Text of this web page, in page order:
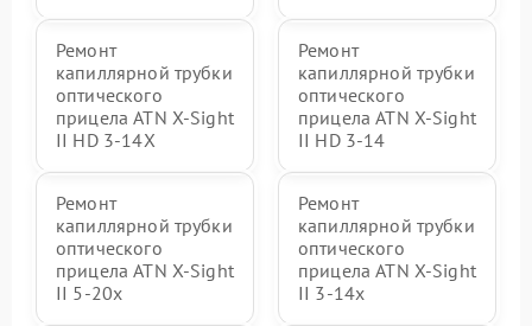
Ремонт
капиллярной трубки
оптического
прицела ATN X-Sight
II HD 3-14X
Ремонт
капиллярной трубки
оптического
прицела ATN X-Sight
II HD 3-14
Ремонт
капиллярной трубки
оптического
прицела ATN X-Sight
II 5-20x
Ремонт
капиллярной трубки
оптического
прицела ATN X-Sight
II 3-14x